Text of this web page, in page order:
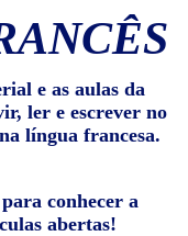
e as aulas da
ler e escrever no
língua francesa.
conhecer a
abertas!